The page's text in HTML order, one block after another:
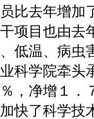
比去年增加
项目也由
低温、病虫
科学院牵头
，净增１．
快了科学技